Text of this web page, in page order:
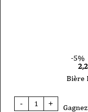
-5%
Bière
-
quantité
de
+